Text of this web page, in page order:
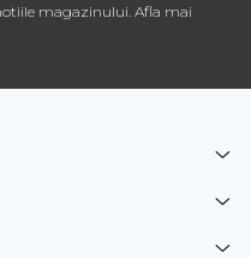
magazinului. Afla mai